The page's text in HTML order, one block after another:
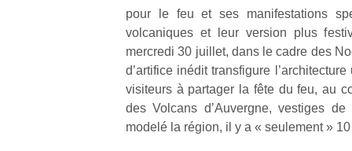
pour le feu et ses manifestations
volcaniques et leur version plus
mercredi 30 juillet, dans le cadre des
d’artifice inédit transfigure
visiteurs à partager la fête du feu, au
des Volcans d’Auvergne, vestiges
modelé la région, il y a « seulement »